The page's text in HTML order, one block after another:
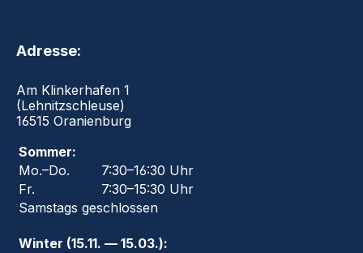
Adresse:
Am Klinkerhafen 1
(Lehnitzschleuse)
16515 Oranienburg
Sommer:
Mo.–Do.
7:30–16:30 Uhr
Fr.
7:30–15:30 Uhr
Samstags geschlossen
Winter (15.11. — 15.03.):